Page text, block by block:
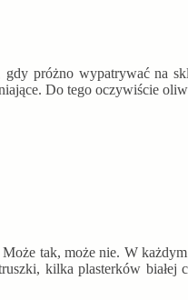
próżno wypatrywać na
Do tego oczywiście
tak, może nie. W
kilka plasterków